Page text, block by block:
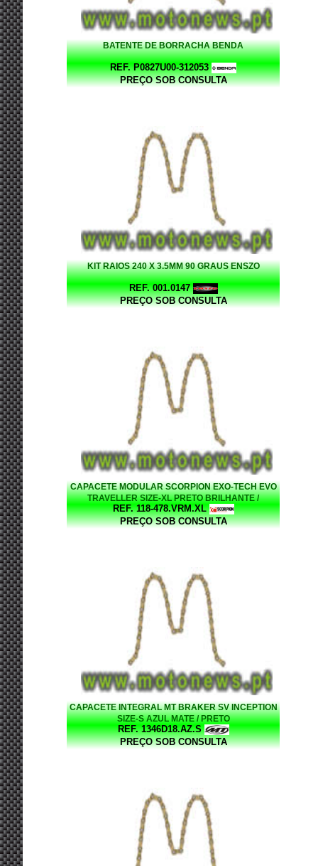
BATENTE DE BORRACHA BENDA
REF. P0827U00-312053
PREÇO SOB CONSULTA
KIT RAIOS 240 X 3.5MM 90 GRAUS ENSZO
REF. 001.0147
PREÇO SOB CONSULTA
CAPACETE MODULAR SCORPION EXO-TECH EVO
TRAVELLER SIZE-XL PRETO BRILHANTE /
VERMELHO
REF. 118-478.VRM.XL
PREÇO SOB CONSULTA
CAPACETE INTEGRAL MT BRAKER SV INCEPTION
SIZE-S AZUL MATE / PRETO
REF. 1346D18.AZ.S
PREÇO SOB CONSULTA